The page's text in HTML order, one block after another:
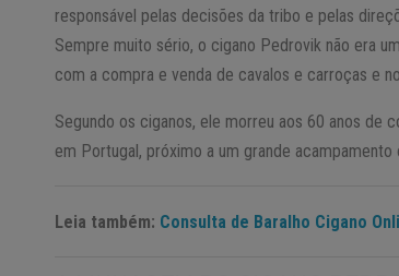
responsável pelas decisões da tribo e pelas
Sempre muito sério, o cigano Pedrovik não era
com a compra e venda de cavalos e carroças e
Segundo os ciganos, ele morreu aos 60 anos de
em Portugal, próximo a um grande acampamento
Leia também: Consulta de Baralho Cigano